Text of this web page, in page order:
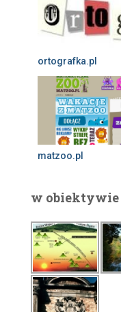
ortografka.pl
matzoo.pl
w obiektywie